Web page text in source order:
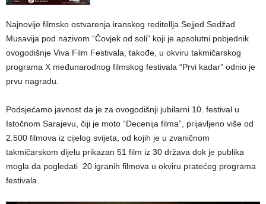
Najnovije filmsko ostvarenja iranskog reditellja Sejjed Sedžad
Musavija pod nazivom “Čovjek od soli” koji je apsolutni pobjednik
ovogodišnje Viva Film Festivala, takođe, u okviru takmičarskog
programa X međunarodnog filmskog festivala “Prvi kadar” odnio je
prvu nagradu.
Podsjećamo javnost da je za ovogodišnji jubilarni 10. festival u
Istočnom Sarajevu, čiji je moto “Decenija filma”, prijavljeno više od
2.500 filmova iz cijelog svijeta, od kojih je u zvaničnom
takmičarskom dijelu prikazan 51 film iz 30 država dok je publika
mogla da pogledati 20 igranih filmova u okviru pratećeg programa
festivala.